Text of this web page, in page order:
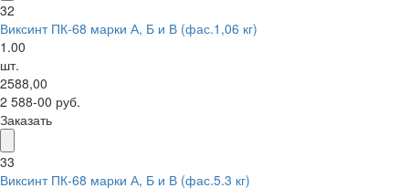
32
Виксинт ПК-68 марки А, Б и В (фас.1,06 кг)
1.00
шт.
2588,00
2 588-00 руб.
Заказать
33
Виксинт ПК-68 марки А, Б и В (фас.5.3 кг)